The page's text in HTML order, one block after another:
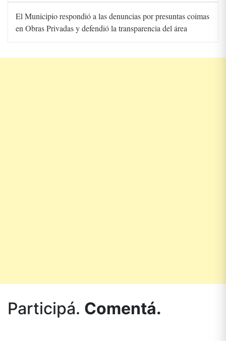
El Municipio respondió a las denuncias por presuntas coimas
en Obras Privadas y defendió la transparencia del área
Participá. Comentá.